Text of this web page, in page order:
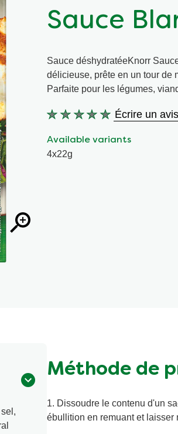
Sauce
Sauce déshydratéeKnorr
délicieuse, prête en un tour de
Parfaite pour les légumes,
Aucune
soumise
pour
Écrire un avis
Available variants
4x22g
Méthode de
1. Dissoudre le contenu d'un
ébullition en remuant et laisser